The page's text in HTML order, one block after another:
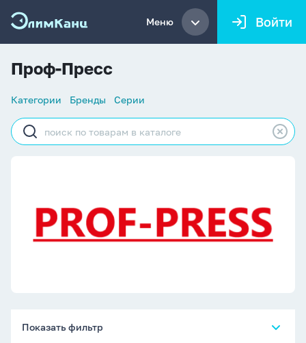
Меню Войти
Проф-Пресс
Список
Категории Бренды Серии
Строка
поиска
Показать фильтр